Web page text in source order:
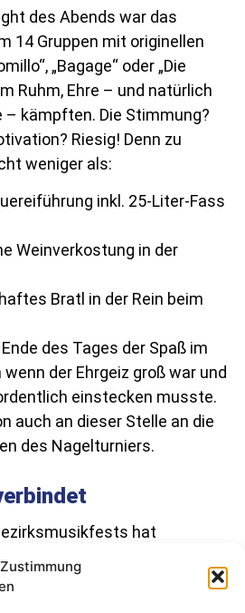
des Abends war das
14 Gruppen mit originellen
„Bagage“ oder „Die
Ruhm, Ehre – und natürlich
kämpften. Die Stimmung?
Riesig! Denn zu
weniger als:
inkl. 25-Liter-Fass
Weinverkostung in der
Bratl in der Rein beim
des Tages der Spaß im
der Ehrgeiz groß war und
einstecken musste.
auch an dieser Stelle an die
des Nagelturniers.
hat
Auch ein kleines Nest wie
feiern. Der Musikverein